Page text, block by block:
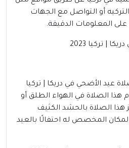
أو التواصل مع الجهات
المعلومات الدقيقة.
| تركيا 2023
عيد الأضحي في دريكا | تركيا
هذا الصلاة في الهواء الطلق أو
هذا الصلاة بالحشد الكثيف
المخصص له احتفالًا بالعيد